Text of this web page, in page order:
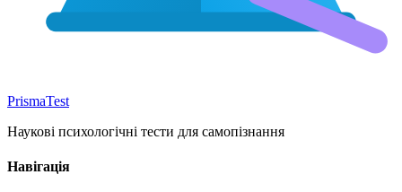
PrismaTest
Наукові психологічні тести для самопізнання
Навігація